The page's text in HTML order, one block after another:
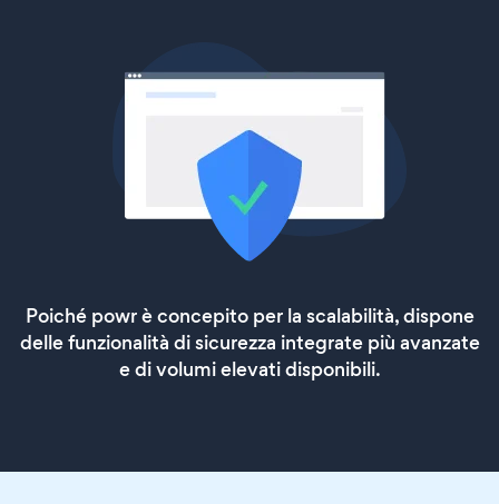
Poiché powr è concepito per la scalabilità, dispone
delle funzionalità di sicurezza integrate più avanzate
e di volumi elevati disponibili.